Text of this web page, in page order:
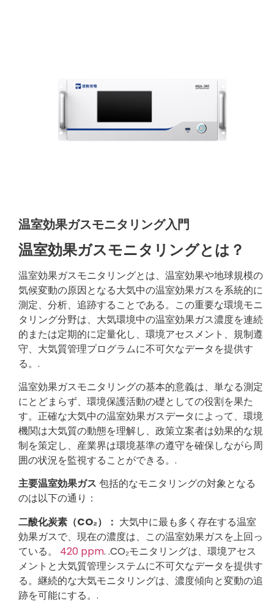
温室効果ガスモニタリング入門
温室効果ガスモニタリングとは？
温室効果ガスモニタリングとは、温室効果や地球規模の
気候変動の原因となる大気中の温室効果ガスを系統的に
測定、分析、追跡することである。この重要な環境モニ
タリング分野は、大気環境中の温室効果ガス濃度を連続
的または定期的に定量化し、環境アセスメント、規制遵
守、大気質管理プログラムに不可欠なデータを提供す
る。.
温室効果ガスモニタリングの基本的意義は、単なる測定
にとどまらず、環境保護活動の礎としての役割を果た
す。正確な大気中の温室効果ガスデータによって、環境
機関は大気質の動態を理解し、政策立案者は効果的な規
制を策定し、産業界は環境基準の遵守を確保しながら周
囲の状況を監視することができる。.
主要温室効果ガス 包括的なモニタリングの対象となる
のは以下の通り：
二酸化炭素（CO₂）： 大気中に最も多く存在する温室
効果ガスで、現在の濃度は、この温室効果ガスを上回っ
ている。 420 ppm. .CO₂モニタリングは、環境アセス
メントと大気質管理システムに不可欠なデータを提供す
る。継続的な大気モニタリングは、濃度傾向と変動の追
跡を可能にする。.